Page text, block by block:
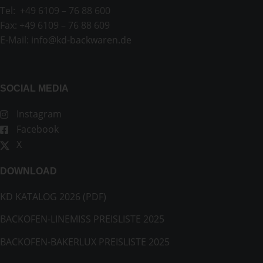
Tel: +49 6109 – 76 88 600
Fax: +49 6109 – 76 88 609
E-Mail: info@kd-backwaren.de
SOCIAL MEDIA
Instagram
Facebook
X
DOWNLOAD
KD KATALOG 2026 (PDF)
BACKOFEN-LINEMISS PREISLISTE 2025
BACKOFEN-BAKERLUX PREISLISTE 2025